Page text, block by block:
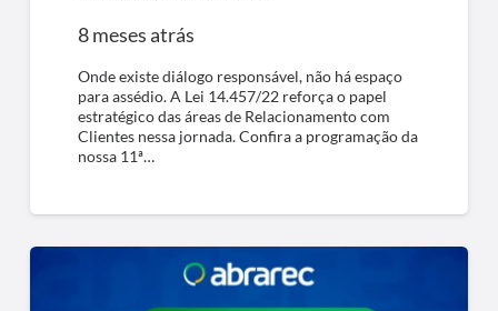
8 meses atrás
Onde existe diálogo responsável, não há espaço
para assédio. A Lei 14.457/22 reforça o papel
estratégico das áreas de Relacionamento com
Clientes nessa jornada. Confira a programação da
nossa 11ª…